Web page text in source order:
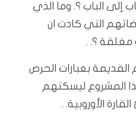
إلى الباب ؟. وما الذي
التي كادت ان
مغلقة ؟. .
القديمة بعبارات الحرص
المشروع ليسكتهم
الأوروبية. .